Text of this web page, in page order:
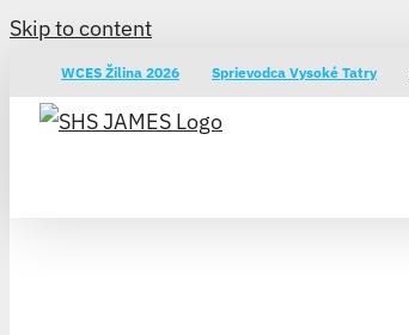
Skip to content
WCES Žilina 2026 Sprievodca Vysoké Tatry